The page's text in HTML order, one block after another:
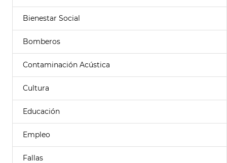
Bienestar Social
Bomberos
Contaminación Acústica
Cultura
Educación
Empleo
Fallas